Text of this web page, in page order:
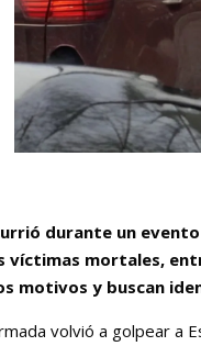
durante un
víctimas mortales,
motivos y buscan
volvió a golpear a